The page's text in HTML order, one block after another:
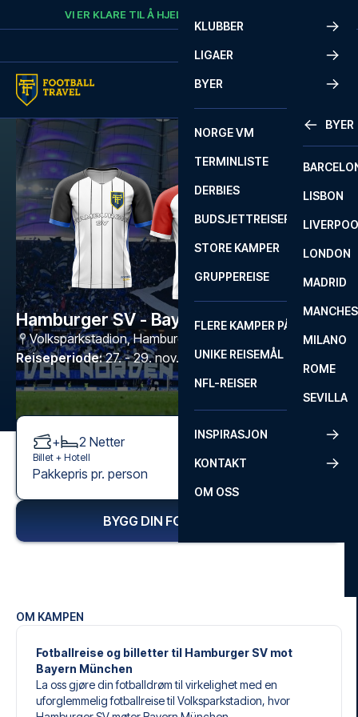
Skip to contentVI ER KLARE TIL Å HJELPE
KLUBBER
LIGAER
BYER
BYER
LISBON
LONDON
MADRID
MILANO
ROME
SEVILLA
NORGE VM
TERMINLISTE
DERBIES
BUDSJETTREISER
STORE KAMPER
GRUPPEREISE
FLERE KAMPER PÅ ÉN REISE
UNIKE REISEMÅL
NFL-REISER
INSPIRASJON
KONTAKT
OM OSS
Hamburger SV - Bayern München
Volksparkstadion,Hamburg
Reiseperiode: 27. - 29. nov. 2026
OM KAMPEN
Fotballreise og billetter til Hamburger SV mot
Bayern München
La oss gjøre din fotballdrøm til virkelighet med en
uforglemmelig fotballreise til Volksparkstadion, hvor
+ 2 Netter
Billet + Hotell
Pakkepris pr. person
BYGG DIN FOTBALLREISE